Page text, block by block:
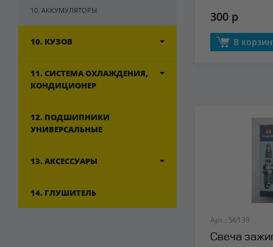
10. АККУМУЛЯТОРЫ
10. КУЗОВ
11. СИСТЕМА ОХЛАЖДЕНИЯ,
КОНДИЦИОНЕР
12. ПОДШИПНИКИ
УНИВЕРСАЛЬНЫЕ
13. АКСЕССУАРЫ
14. ГЛУШИТЕЛЬ
300 р
В
Арт.: 56139
Свеча